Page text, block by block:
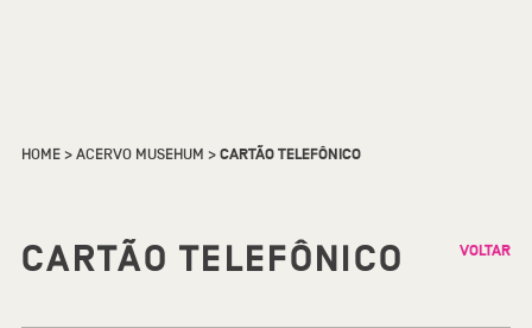
HOME>ACERVO MUSEHUM >CARTÃO TELEFÔNICO
CARTÃO TELEFÔNICO VOLTAR